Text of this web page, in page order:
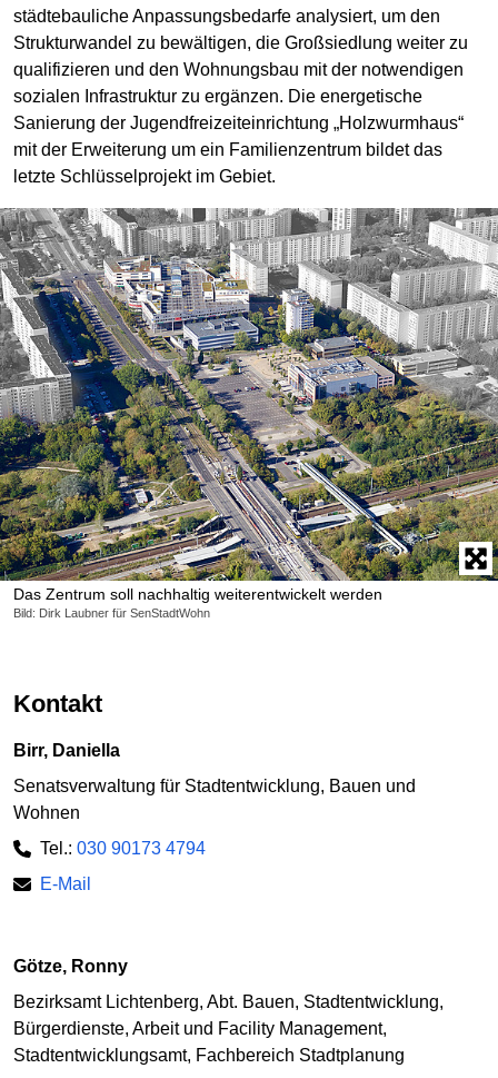
Das Zentrum soll nachhaltig weiterentwickelt werden
Bild: Dirk Laubner für SenStadtWohn
städtebauliche Anpassungsbedarfe analysiert, um den
Strukturwandel zu bewältigen, die Großsiedlung weiter zu
qualifizieren und den Wohnungsbau mit der notwendigen
sozialen Infrastruktur zu ergänzen. Die energetische
Sanierung der Jugendfreizeiteinrichtung „Holzwurmhaus“
mit der Erweiterung um ein Familienzentrum bildet das
letzte Schlüsselprojekt im Gebiet.
Kontakt
Birr, Daniella
Senatsverwaltung für Stadtentwicklung, Bauen und
Wohnen
Tel.: 030 90173 4794
E-Mail
Götze, Ronny
Bezirksamt Lichtenberg, Abt. Bauen, Stadtentwicklung,
Bürgerdienste, Arbeit und Facility Management,
Stadtentwicklungsamt, Fachbereich Stadtplanung